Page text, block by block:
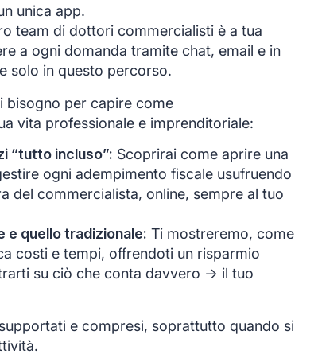
unica app.
team di dottori commercialisti è a tua
a ogni domanda tramite chat, email e in
solo in questo percorso.
bisogno per capire come
vita professionale e imprenditoriale:
“tutto incluso”: Scoprirai come aprire una
ogni adempimento fiscale usufruendo
del commercialista, online, sempre al tuo
e quello tradizionale: Ti mostreremo, come
costi e tempi, offrendoti un risparmio
su ciò che conta davvero -> il tuo
e compresi, soprattutto quando si